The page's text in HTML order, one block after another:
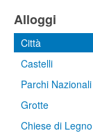
Alloggi
Città
Castelli
Parchi Nazionali
Grotte
Chiese di Legno